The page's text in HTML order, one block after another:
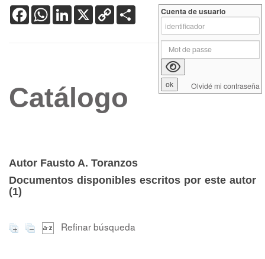
FacebookWhatsApp
LinkedIn
X Copy
Link
Catálogo
Autor Fausto A. Toranzos
Documentos disponibles escritos por este autor
(1)
Refinar búsqueda
Cuenta de usuario
Olvidé mi contraseña